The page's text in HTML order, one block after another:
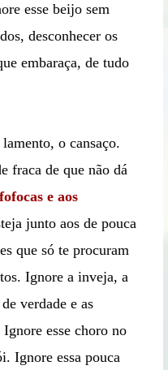
esse beijo sem
desconhecer os
embaraça, de tudo
o cansaço.
fraca de que não dá
e aos
junto aos de pouca
que só te procuram
Ignore a inveja, a
verdade e as
esse choro no
Ignore essa pouca